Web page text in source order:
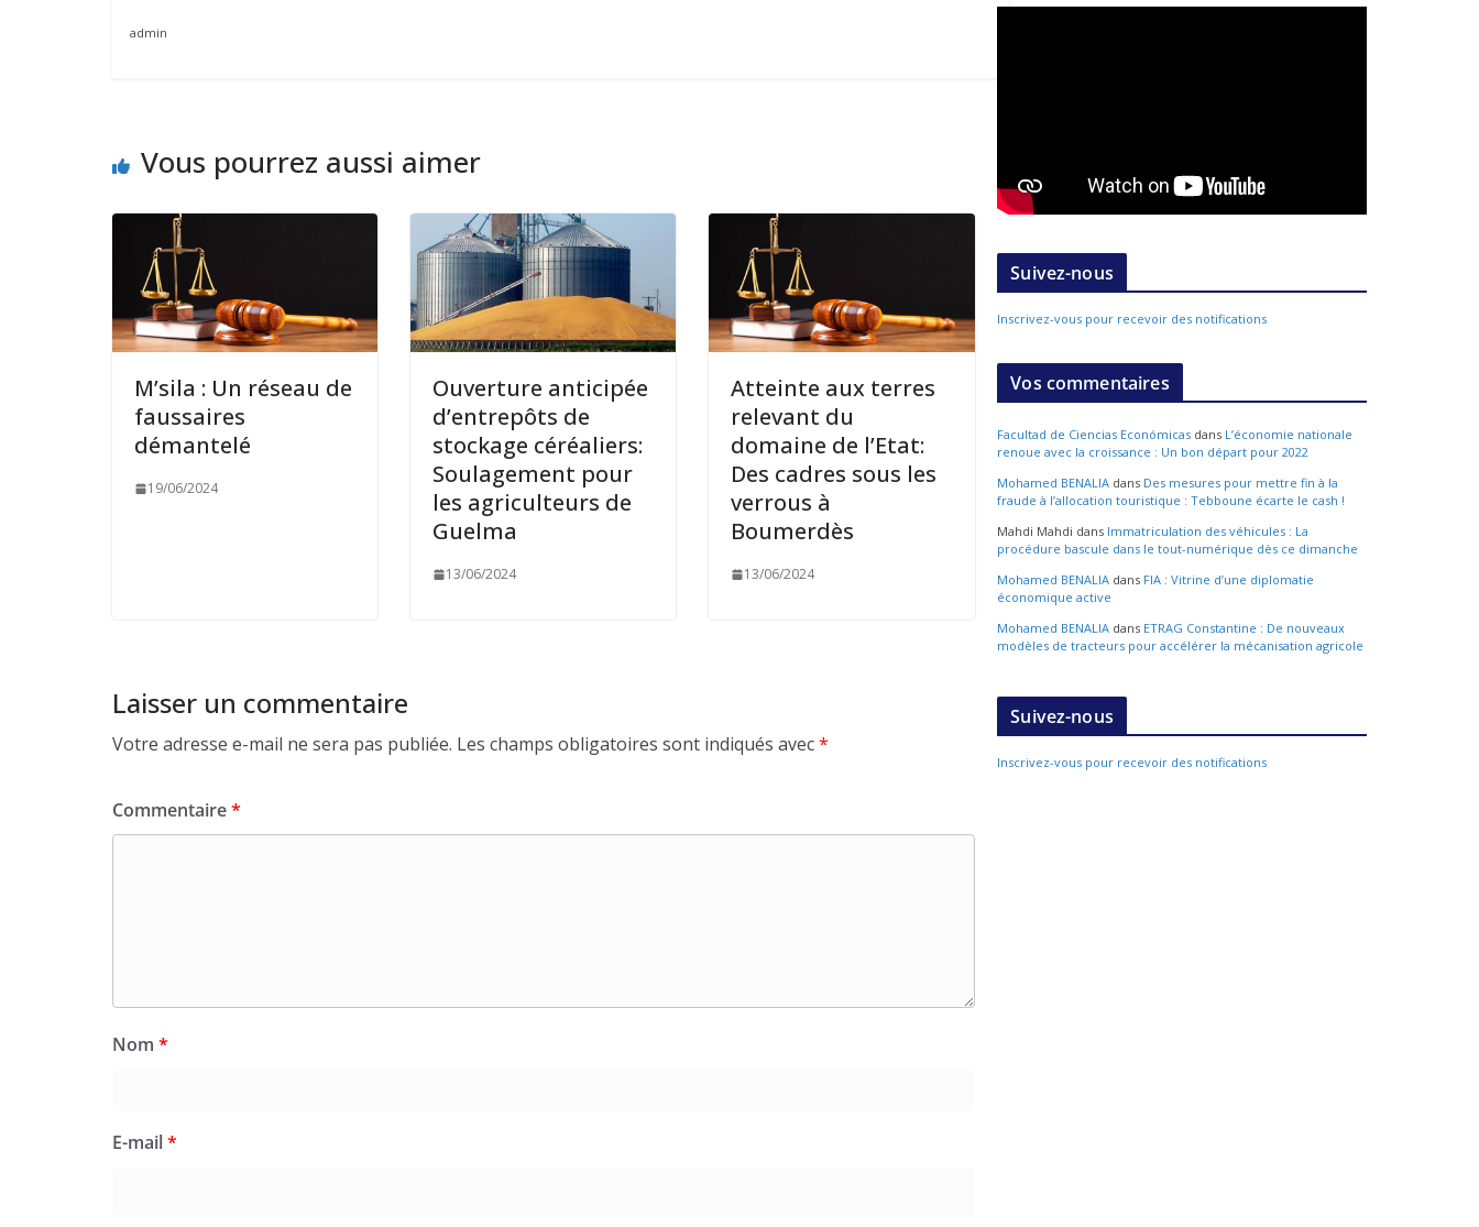
admin
Vous pourrez aussi aimer
M’sila : Un réseau de
faussaires
démantelé
19/06/2024
Ouverture anticipée
d’entrepôts de
stockage céréaliers:
Soulagement pour
les agriculteurs de
Guelma
13/06/2024
Atteinte aux terres
relevant du
domaine de l’Etat:
Des cadres sous les
verrous à
Boumerdès
13/06/2024
Laisser un commentaire
Votre adresse e-mail ne sera pas publiée. Les champs obligatoires sont indiqués avec*
Commentaire*
Nom *
E-mail*
Suivez-nous
Inscrivez-vous pour recevoir des notifications
Vos commentaires
Facultad de Ciencias Económicas dans L’économie nationale
renoue avec la croissance : Un bon départ pour 2022
Mohamed BENALIA dans Des mesures pour mettre fin à la
fraude à l’allocation touristique : Tebboune écarte le cash !
Mahdi Mahdi dans Immatriculation des véhicules : La
procédure bascule dans le tout-numérique dès ce dimanche
Mohamed BENALIA dans FIA : Vitrine d’une diplomatie
économique active
Mohamed BENALIA dans ETRAG Constantine : De nouveaux
modèles de tracteurs pour accélérer la mécanisation agricole
Suivez-nous
Inscrivez-vous pour recevoir des notifications